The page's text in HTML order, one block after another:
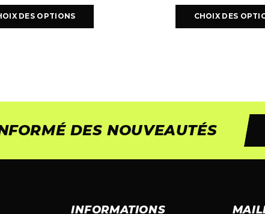
DES OPTIONS CHOIX DES
DES NOUVEAUTÉS
INFORMATIONS